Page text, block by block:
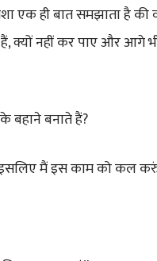
एक ही बात समझाता है की
क्यों नहीं कर पाए और आगे
बहाने बनाते हैं?
मैं इस काम को कल